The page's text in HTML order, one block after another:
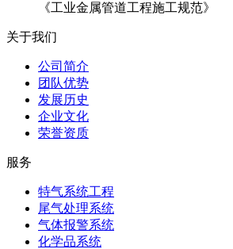
《工业金属管道工程施工规范》
关于我们
公司简介
团队优势
发展历史
企业文化
荣誉资质
服务
特气系统工程
尾气处理系统
气体报警系统
化学品系统